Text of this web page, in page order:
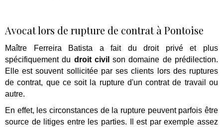
Avocat lors de rupture de contrat à Pontoise
Maître Ferreira Batista a fait du droit privé et plus
spécifiquement du droit civil son domaine de prédilection.
Elle est souvent sollicitée par ses clients lors des ruptures
de contrat, que ce soit la rupture d'un contrat de travail ou
autre.
En effet, les circonstances de la rupture peuvent parfois être
source de litiges entre les parties. Il est par exemple assez